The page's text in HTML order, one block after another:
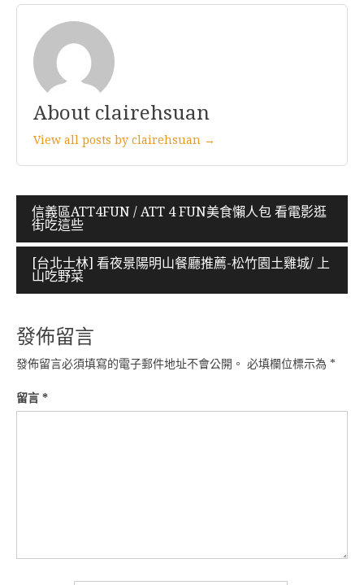
About clairehsuan
View all posts by clairehsuan →
文
章
導
覽
信義區ATT4FUN / ATT 4 FUN美食懶人包 看電影逛
街吃這些
[台北士林] 看夜景陽明山餐廳推薦-松竹園土雞城/ 上
山吃野菜
發佈留言
發佈留言必須填寫的電子郵件地址不會公開。 必填欄位標示為 *
留言 *